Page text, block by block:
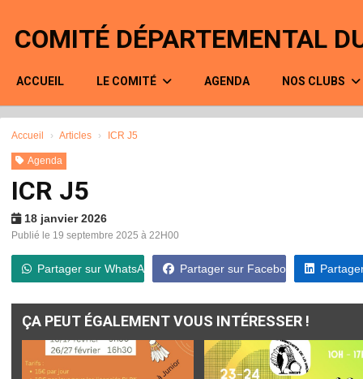
COMITÉ DÉPARTEMENTAL
ACCUEIL LE COMITÉ AGENDA NOS CLUBS
Accueil Articles ICR J5
Agenda
ICR J5
18 janvier 2026
Publié le 19 septembre 2025 à 22H00
Partager sur WhatsApp Partager sur Facebook
ÇA PEUT ÉGALEMENT VOUS INTÉRESSER !